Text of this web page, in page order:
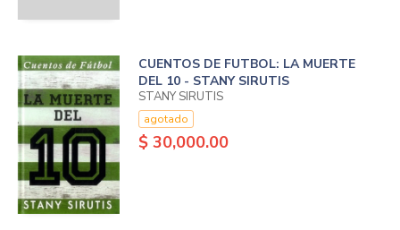
CUENTOS DE FUTBOL: LA MUERTE
DEL 10 - STANY SIRUTIS
STANY SIRUTIS
agotado
$ 30,000.00